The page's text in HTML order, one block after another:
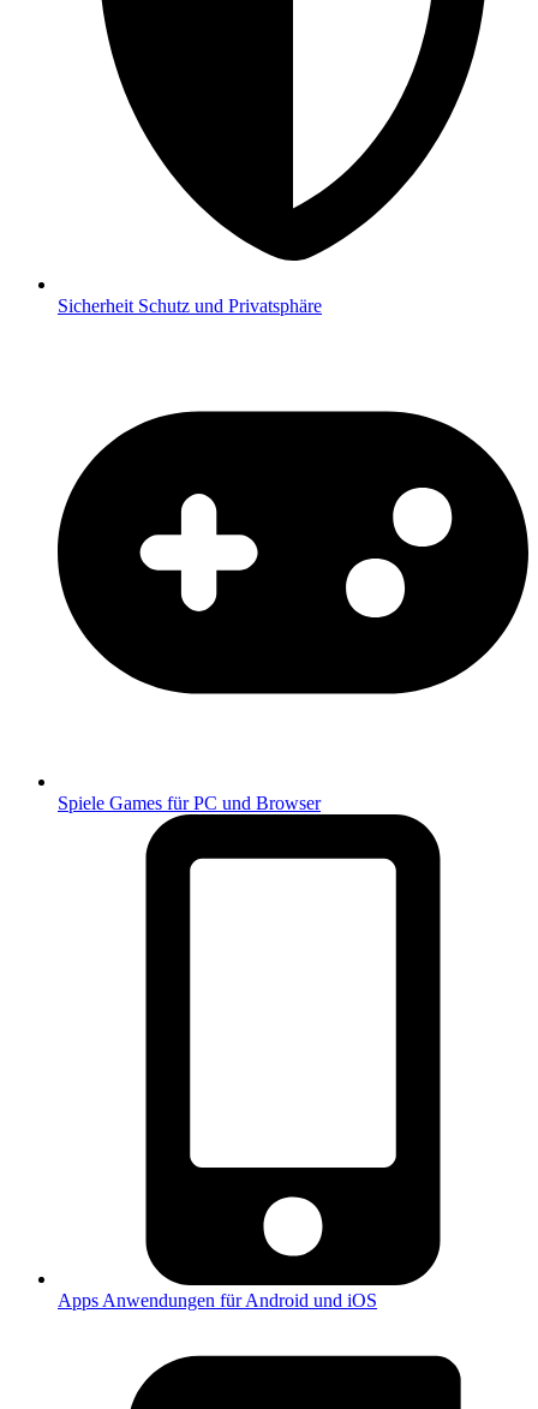
Sicherheit Schutz und Privatsphäre
Spiele Games für PC und Browser
Apps Anwendungen für Android und iOS